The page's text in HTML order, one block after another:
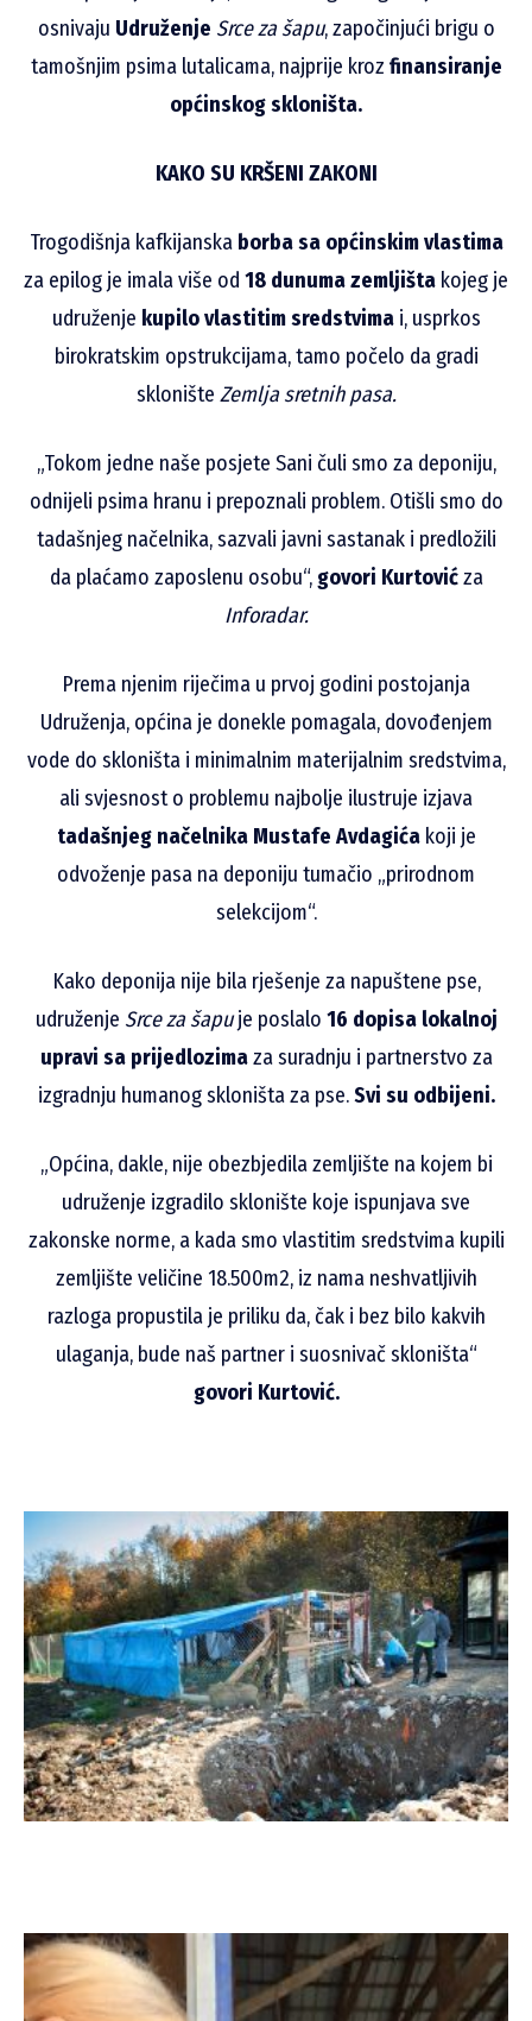
osnivaju Udruženje Srce za šapu, započinjući brigu o
tamošnjim psima lutalicama, najprije kroz finansiranje
općinskog skloništa.
KAKO SU KRŠENI ZAKONI
Trogodišnja kafkijanska borba sa općinskim vlastima
za epilog je imala više od 18 dunuma zemljišta kojeg je
udruženje kupilo vlastitim sredstvimai, usprkos
birokratskim opstrukcijama, tamo počelo da gradi
sklonište Zemlja sretnih pasa.
„Tokom jedne naše posjete Sani čuli smo za deponiju,
odnijeli psima hranu i prepoznali problem. Otišli smo do
tadašnjeg načelnika, sazvali javni sastanak i predložili
da plaćamo zaposlenu osobu“, govori Kurtovićza
Inforadar.
Prema njenim riječima u prvoj godini postojanja
Udruženja, općina je donekle pomagala, dovođenjem
vode do skloništa i minimalnim materijalnim sredstvima,
ali svjesnost o problemu najbolje ilustruje izjava
tadašnjeg načelnika Mustafe Avdagićakoji je
odvoženje pasa na deponiju tumačio „prirodnom
selekcijom“.
Kako deponija nije bila rješenje za napuštene pse,
udruženje Srce za šapuje poslalo 16 dopisa lokalnoj
upravi sa prijedlozimaza suradnju i partnerstvo za
izgradnju humanog skloništa za pse.Svi su odbijeni.
„Općina, dakle, nije obezbjedila zemljište na kojem bi
udruženje izgradilo sklonište koje ispunjava sve
zakonske norme, a kada smo vlastitim sredstvima kupili
zemljište veličine 18.500m2, iz nama neshvatljivih
razloga propustila je priliku da, čak i bez bilo kakvih
ulaganja, bude naš partner i suosnivač skloništa“
govori Kurtović.